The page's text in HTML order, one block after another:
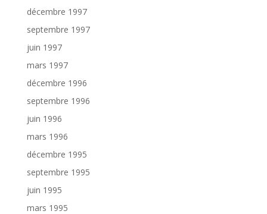
décembre 1997
septembre 1997
juin 1997
mars 1997
décembre 1996
septembre 1996
juin 1996
mars 1996
décembre 1995
septembre 1995
juin 1995
mars 1995